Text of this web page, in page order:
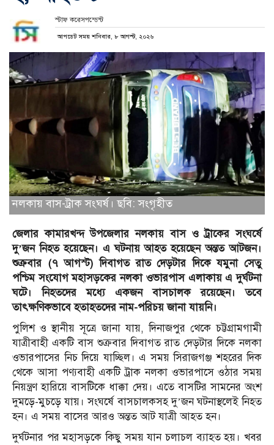
স্টাফ করেসপন্ডেন্ট
আপডেট সময় শনিবার, ৮ আগস্ট, ২০২৬
নলকায় বাস-ট্রাক সংঘর্ষ। ছবি: সংগৃহীত
জেলার কামারখন্দ উপজেলার নলকায় বাস ও ট্রাকের সংঘর্ষে
দু’জন নিহত হয়েছেন। এ ঘটনায় আহত হয়েছেন অন্তত আটজন।
শুক্রবার (৭ আগস্ট) দিবাগত রাত দেড়টার দিকে যমুনা সেতু
পশ্চিম সংযোগ মহাসড়কের নলকা ওভারপাস এলাকায় এ দুর্ঘটনা
ঘটে।নিহতদের মধ্যে একজন বাসচালক রয়েছেন। তবে
তাৎক্ষণিকভাবে হতাহতদের নাম-পরিচয় জানা যায়নি।
পুলিশ ও স্থানীয় সূত্রে জানা যায়, দিনাজপুর থেকে চট্টগ্রামগামী
যাত্রীবাহী একটি বাস শুক্রবার দিবাগত রাত দেড়টার দিকে নলকা
ওভারপাসের নিচ দিয়ে যাচ্ছিল। এ সময় সিরাজগঞ্জ শহরের দিক
থেকে আসা পণ্যবাহী একটি ট্রাক নলকা ওভারপাসে ওঠার সময়
নিয়ন্ত্রণ হারিয়ে বাসটিকে ধাক্কা দেয়। এতে বাসটির সামনের অংশ
দুমড়ে-মুচড়ে যায়। সংঘর্ষে বাসচালকসহ দু’জন ঘটনাস্থলেই নিহত
হন। এ সময় বাসের আরও অন্তত আট যাত্রী আহত হন।
দুর্ঘটনার পর মহাসড়কে কিছু সময় যান চলাচল ব্যাহত হয়। খবর